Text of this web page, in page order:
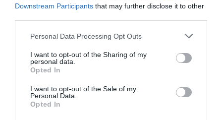
Downstream Participants that may further disclose it to other
Please note that this website/app uses one or more Google
not limited to your visit or usage behaviour. You may click to
grant or deny consent to Google and its third-party tags to
use your data for below specified purposes in below Google
consent section.
Personal Data Processing Opt Outs
I want to opt-out of the Sharing of my
personal data.
Opted In
I want to opt-out of the Sale of my
Personal Data.
Opted In